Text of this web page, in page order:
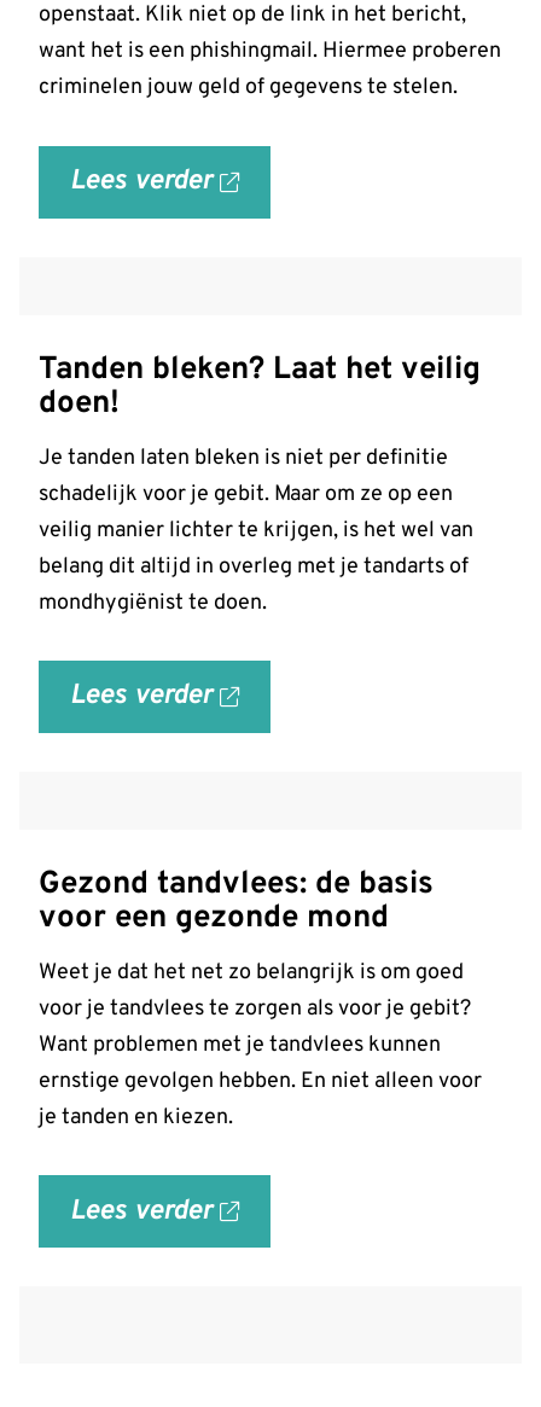
openstaat. Klik niet op de link in het bericht,
want het is een phishingmail. Hiermee proberen
criminelen jouw geld of gegevens te stelen.
Lees verder
over
mails
openstaande
rekening'
op
allesoverhetgebit.nl
Tanden bleken? Laat het veilig
doen!
Je tanden laten bleken is niet per definitie
schadelijk voor je gebit. Maar om ze op een
veilig manier lichter te krijgen, is het wel van
belang dit altijd in overleg met je tandarts of
mondhygiënist te doen.
Lees verder
over
veilig
doen!'
op
allesoverhetgebit.nl
Gezond tandvlees: de basis
voor een gezonde mond
Weet je dat het net zo belangrijk is om goed
voor je tandvlees te zorgen als voor je gebit?
Want problemen met je tandvlees kunnen
ernstige gevolgen hebben. En niet alleen voor
je tanden en kiezen.
Lees verder
over